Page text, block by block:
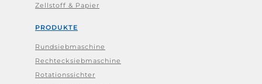
Zellstoff & Papier
PRODUKTE
Rundsiebmaschine
Rechtecksiebmaschine
Rotationssichter